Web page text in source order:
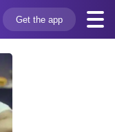
Get the app